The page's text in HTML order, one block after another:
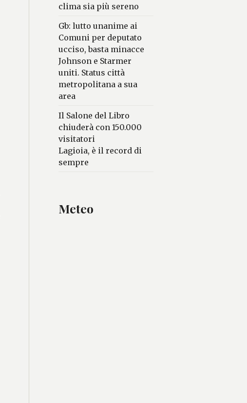
clima sia più sereno
Gb: lutto unanime ai
Comuni per deputato
ucciso, basta minacce
Johnson e Starmer
uniti. Status città
metropolitana a sua
area
Il Salone del Libro
chiuderà con 150.000
visitatori
Lagioia, è il record di
sempre
Meteo